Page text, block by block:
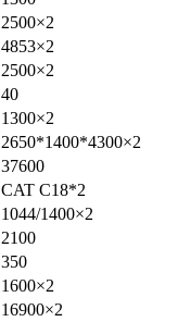
2500×2
4853×2
2500×2
40
1300×2
2650*1400*4300×2
37600
CAT C18*2
1044/1400×2
2100
350
1600×2
16900×2